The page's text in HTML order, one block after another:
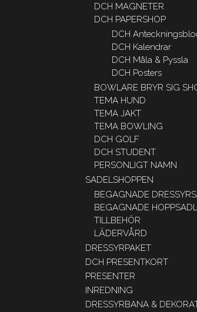
DCH MAGNETER
DCH PAPERSHOP
DCH
DCH Kalendrar
DCH Måla & Pyssla
DCH Posters
BOWLARE BRYR SIG
TEMA HUND
TEMA JAKT
TEMA BOWLING
DCH GOLF
DCH STUDENT
PERSONLIGT NAMN
SADELSHOPPEN
BEGAGNADE
BEGAGNADE
TILLBEHÖR
LÄDERVÅRD
DRESSYRPAKET
DCH PRESENTKORT
PRESENTER
INREDNING
DRESSYRBANA &